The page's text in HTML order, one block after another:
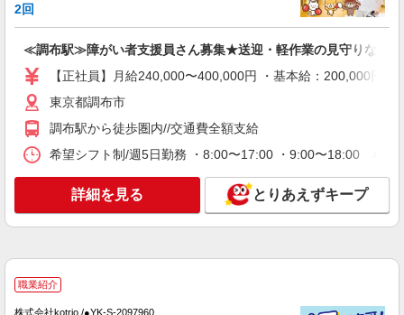
時給1650円〜2312円 ＜日払い有/週払い有/交
通費全支給(ガソリン代含む)＞
東京都調布市
詳細を見る
派遣社員
株式会社kotrio /●SW-H2-2001408
員｜軽作業の見守り等
時給1550〜2312円＊交通費全支給(ガソリン代
2回
≪調布駅≫障がい者支援員さん募集★送迎・軽作業の見守りなど
【正社員】月給240,000〜400,000円 ・基本給：200,000円
東京都調布市
調布駅から徒歩圏内//交通費全額支給
希望シフト制/週5日勤務 ・8:00〜17:00 ・9:00〜18:00 な
詳細を見る とりあえずキープ
職業紹介
株式会社kotrio /●YK-S-2097960